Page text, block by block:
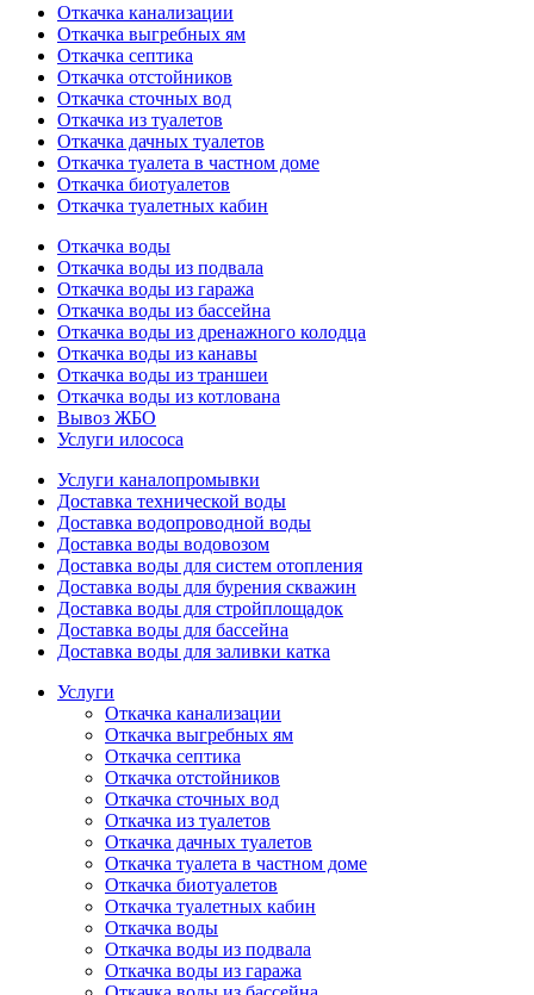
Откачка канализации
Откачка выгребных ям
Откачка септика
Откачка отстойников
Откачка сточных вод
Откачка из туалетов
Откачка дачных туалетов
Откачка туалета в частном доме
Откачка биотуалетов
Откачка туалетных кабин
Откачка воды
Откачка воды из подвала
Откачка воды из гаража
Откачка воды из бассейна
Откачка воды из дренажного колодца
Откачка воды из канавы
Откачка воды из траншеи
Откачка воды из котлована
Вывоз ЖБО
Услуги илососа
Услуги каналопромывки
Доставка технической воды
Доставка водопроводной воды
Доставка воды водовозом
Доставка воды для систем отопления
Доставка воды для бурения скважин
Доставка воды для стройплощадок
Доставка воды для бассейна
Доставка воды для заливки катка
Услуги
Откачка канализации
Откачка выгребных ям
Откачка септика
Откачка отстойников
Откачка сточных вод
Откачка из туалетов
Откачка дачных туалетов
Откачка туалета в частном доме
Откачка биотуалетов
Откачка туалетных кабин
Откачка воды
Откачка воды из подвала
Откачка воды из гаража